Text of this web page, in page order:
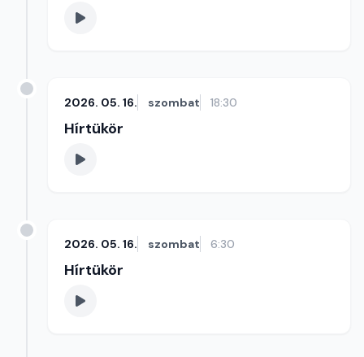
2026. 05. 16. szombat 18:30
Hírtükör
2026. 05. 16. szombat 6:30
Hírtükör